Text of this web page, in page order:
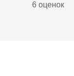
6 оценок